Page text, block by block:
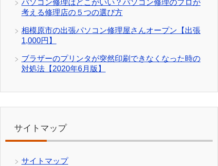
パソコン修理はどこがいい？パソコン修理のプロが
考える修理店の５つの選び方
相模原市の出張パソコン修理屋さんオープン【出張
1,000円】
ブラザーのプリンタが突然印刷できなくなった時の
対処法【2020年6月版】
サイトマップ
サイトマップ